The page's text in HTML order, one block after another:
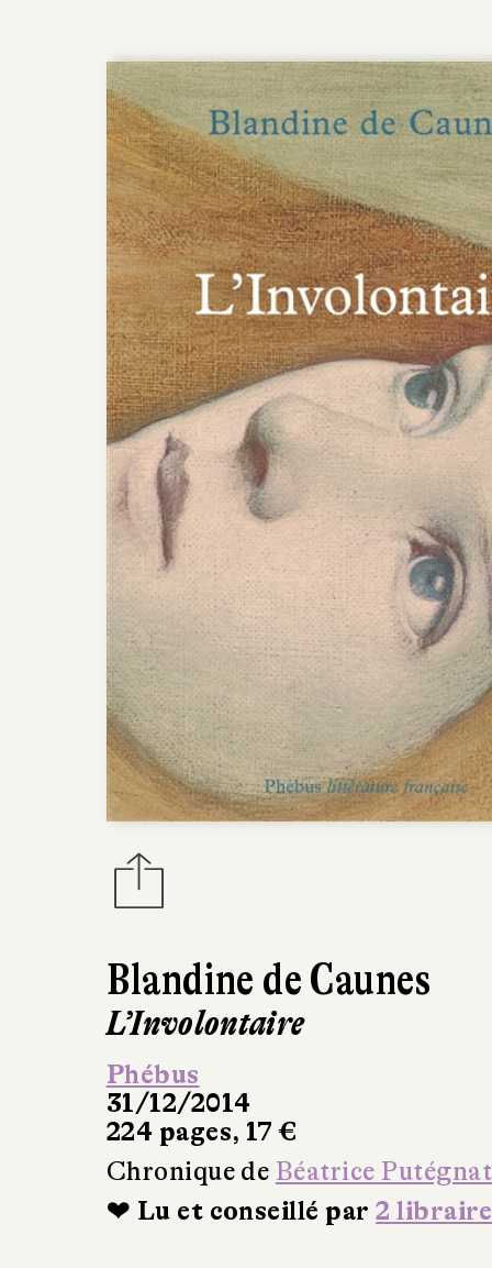
Blandine de Caunes
L’Involontaire
Phébus
31/12/2014
224 pages, 17 €
Chronique de Béatrice Putégnat
❤ Lu et conseillé par2